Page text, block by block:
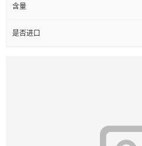
含量
是否进口